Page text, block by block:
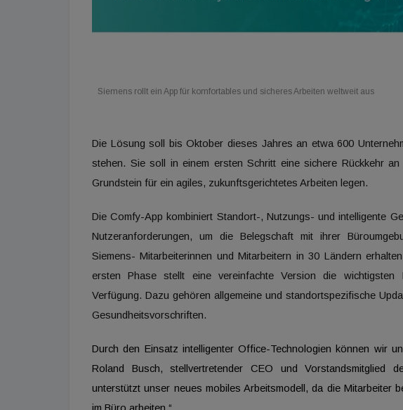
Siemens rollt ein App für komfortables und sicheres Arbeiten weltweit aus
Die Lösung soll bis Oktober dieses Jahres an etwa 600
stehen. Sie soll in einem ersten Schritt eine sichere Rückkehr
Grundstein für ein agiles, zukunftsgerichtetes Arbeiten legen.
Die Comfy-App kombiniert Standort-, Nutzungs- und intelligente
Nutzeranforderungen, um die Belegschaft mit ihrer
Siemens- Mitarbeiterinnen und Mitarbeitern in 30 Ländern
ersten Phase stellt eine vereinfachte Version die
Verfügung. Dazu gehören allgemeine und standortspezifische
Gesundheitsvorschriften.
Durch den Einsatz intelligenter Office-Technologien können wir
Roland Busch, stellvertretender CEO und Vorstandsmitglied
unterstützt unser neues mobiles Arbeitsmodell, da die Mitarbeiter